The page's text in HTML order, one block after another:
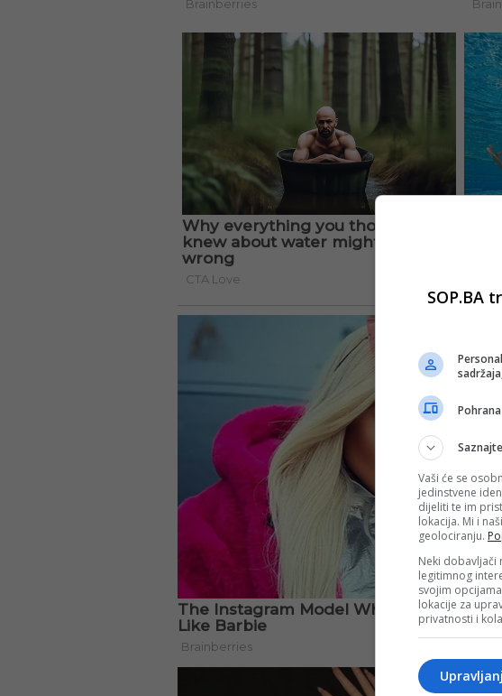
SOP.BA
Vaši će se
jedinstvene
dijeliti te im
lokacija. Mi i
geolociranju.
Neki dobavljači
legitimnog
svojim
lokacije za
privatnosti i